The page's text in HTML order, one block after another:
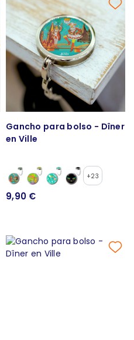
Gancho para bolso - Dîner
en Ville
+23
9,90 €